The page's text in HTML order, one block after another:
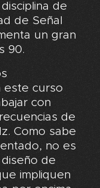
de
de Señal
un gran
90.
este curso
con
de
Como sabe
no es
de
impliquen